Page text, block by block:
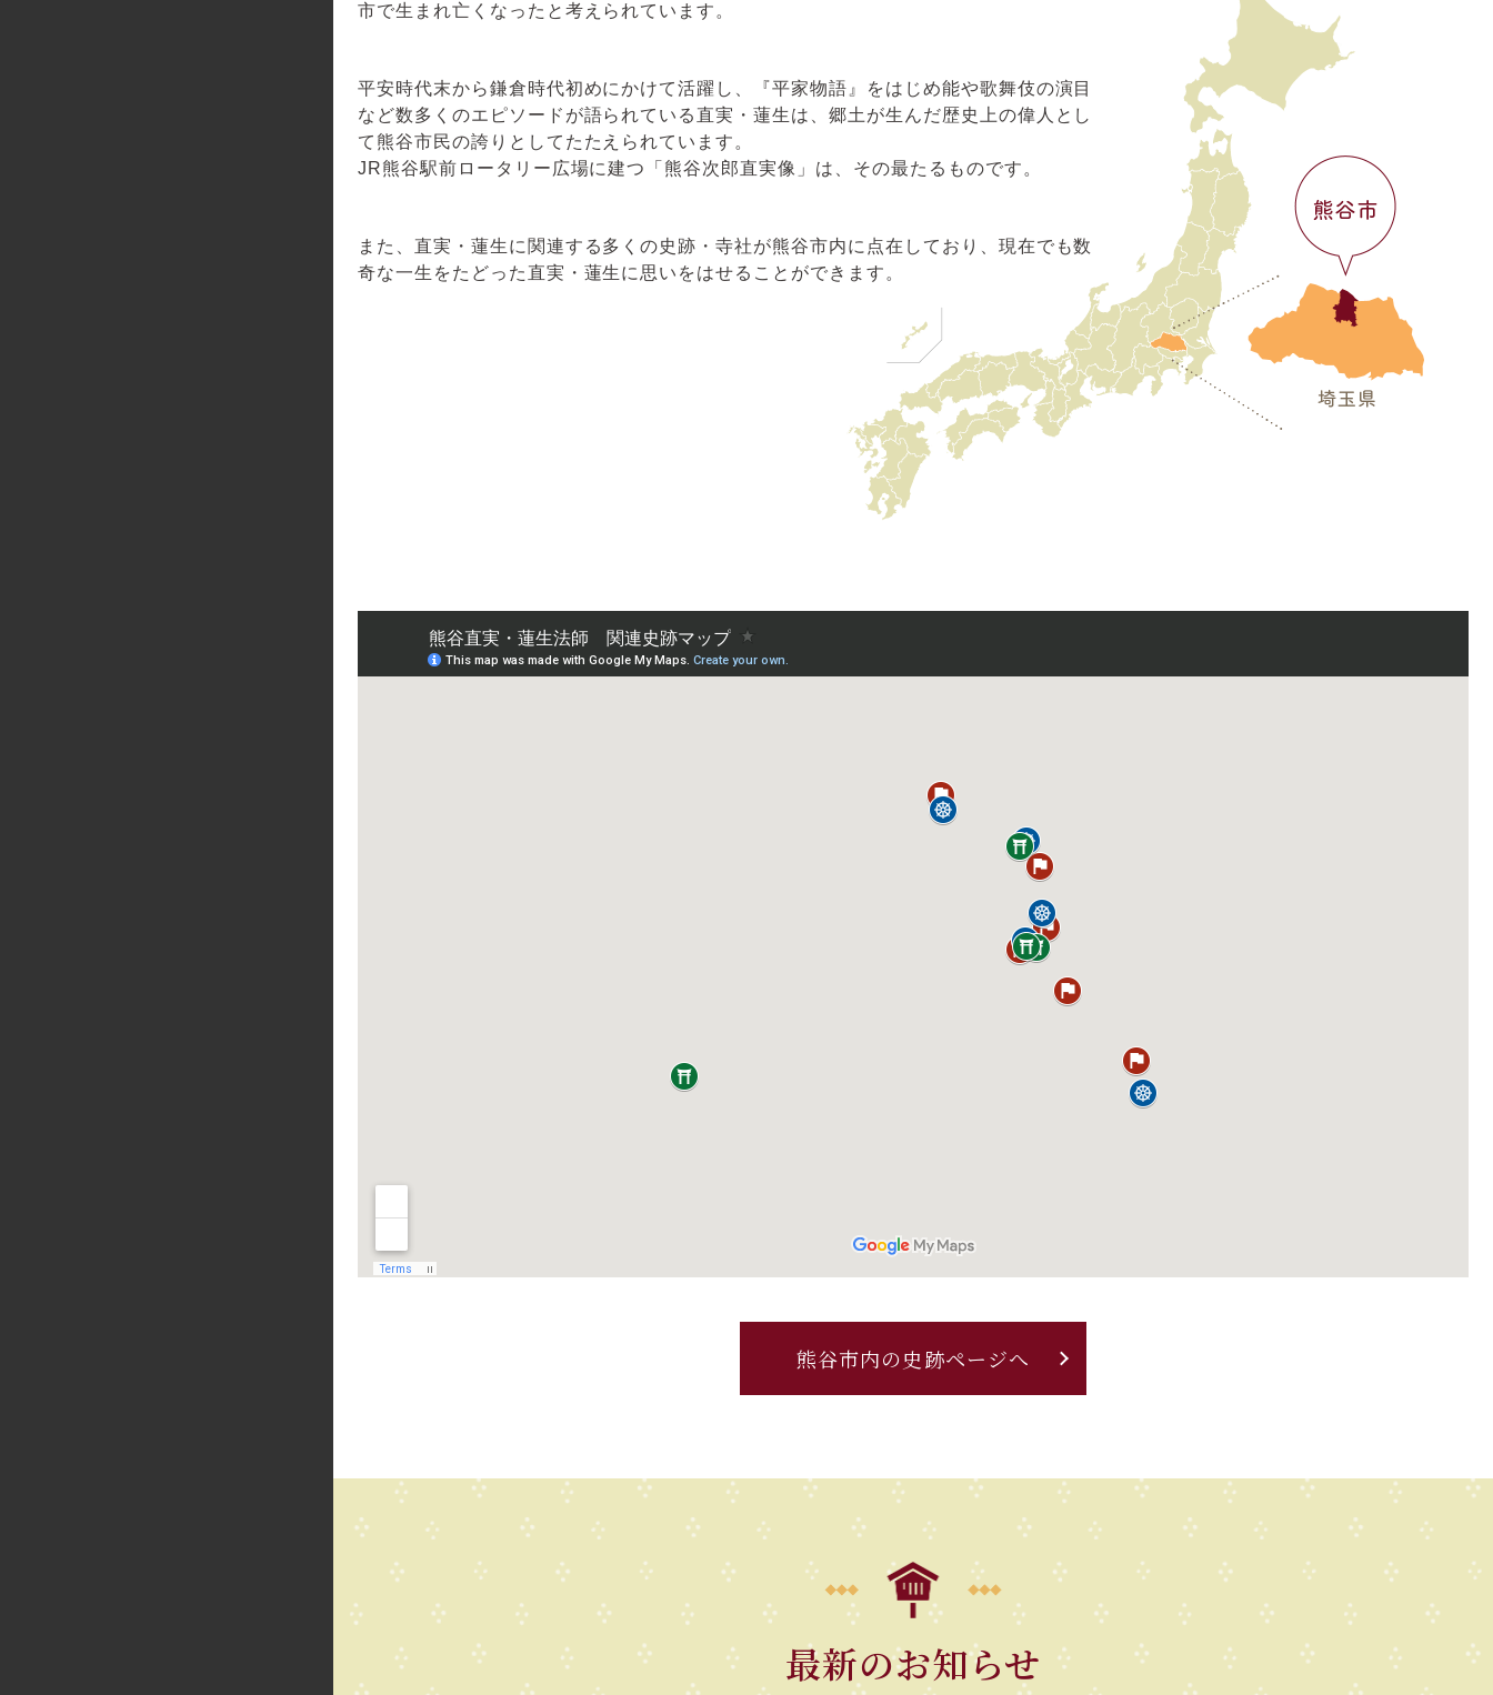
市で生まれ亡くなったと考えられています。
平安時代末から鎌倉時代初めにかけて活躍し、『平家物語』をはじめ能や歌舞伎の演目
など数多くのエピソードが語られている直実・蓮生は、郷土が生んだ歴史上の偉人とし
て熊谷市民の誇りとしてたたえられています。
JR熊谷駅前ロータリー広場に建つ「熊谷次郎直実像」は、その最たるものです。
また、直実・蓮生に関連する多くの史跡・寺社が熊谷市内に点在しており、現在でも数
奇な一生をたどった直実・蓮生に思いをはせることができます。
熊谷市内の史跡ページへ
最新のお知らせ